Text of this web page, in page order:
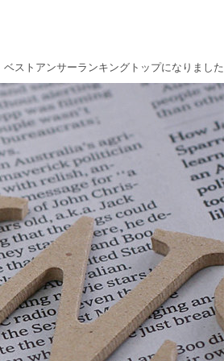
ストアンサーランキングトップになりました